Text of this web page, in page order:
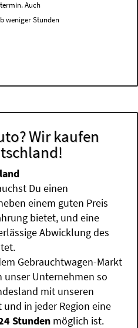
Auch
weniger Stunden
Wir kaufen
Du einen
einem guten Preis
bietet, und eine
Abwicklung des
Gebrauchtwagen-Markt
unser Unternehmen so
mit unseren
in jeder Region eine
Stunden möglich ist.